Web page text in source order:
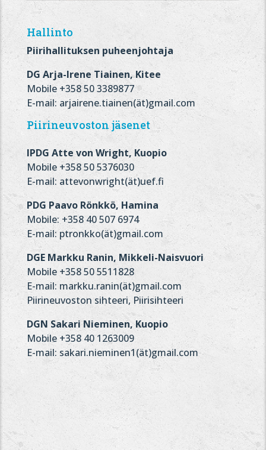
Hallinto
Piirihallituksen puheenjohtaja
DG Arja-Irene Tiainen, Kitee
Mobile +358 50 3389877
E-mail: arjairene.tiainen(ät)gmail.com
Piirineuvoston jäsenet
IPDG Atte von Wright, Kuopio
Mobile +358 50 5376030
E-mail: attevonwright(ät)uef.fi
PDG Paavo Rönkkö, Hamina
Mobile: +358 40 507 6974
E-mail: ptronkko(ät)gmail.com
DGE Markku Ranin, Mikkeli-Naisvuori
Mobile +358 50 5511828
E-mail: markku.ranin(ät)gmail.com
Piirineuvoston sihteeri, Piirisihteeri
DGN Sakari Nieminen, Kuopio
Mobile +358 40 1263009
E-mail: sakari.nieminen1(ät)gmail.com